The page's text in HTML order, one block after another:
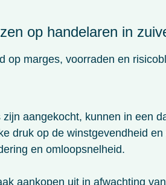
op handelaren in
op marges, voorraden en
aangekocht, kunnen in een
druk op de winstgevendheid
en omloopsnelheid.
aankopen uit in afwachting